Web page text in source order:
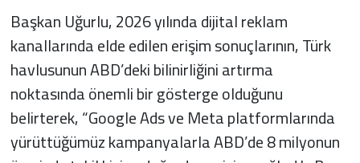
Başkan Uğurlu, 2026 yılında dijital reklam
kanallarında elde edilen erişim sonuçlarının, Türk
havlusunun ABD’deki bilinirliğini artırma
noktasında önemli bir gösterge olduğunu
belirterek, “Google Ads ve Meta platformlarında
yürüttüğümüz kampanyalarla ABD’de 8 milyonun